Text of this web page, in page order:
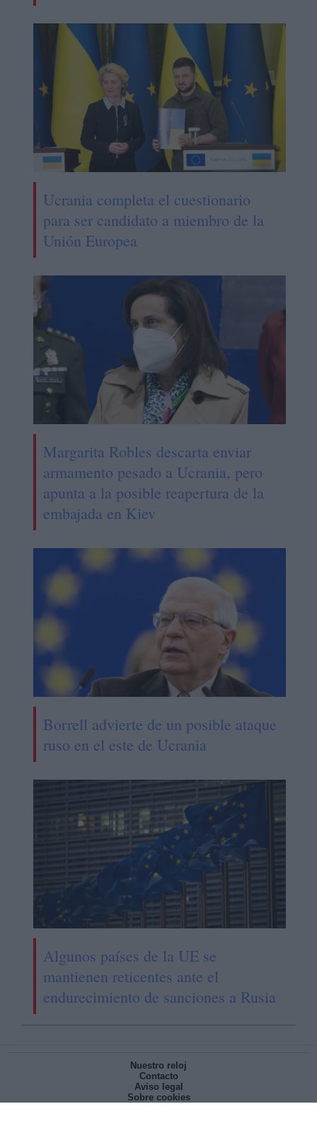
Ucrania completa el cuestionario
para ser candidato a miembro de la
Unión Europea
Margarita Robles descarta enviar
armamento pesado a Ucrania, pero
apunta a la posible reapertura de la
embajada en Kiev
Borrell advierte de un posible ataque
ruso en el este de Ucrania
Algunos países de la UE se
mantienen reticentes ante el
endurecimiento de sanciones a Rusia
Nuestro reloj
Contacto
Aviso legal
Sobre cookies